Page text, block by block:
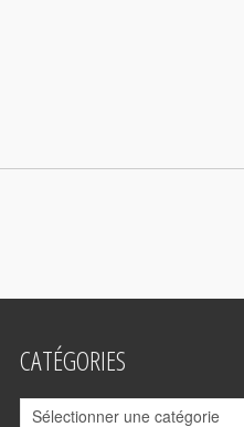
CATÉGORIES
Catégories